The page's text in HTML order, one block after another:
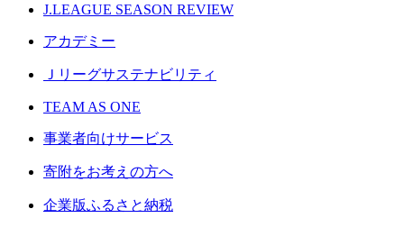
J.LEAGUE SEASON REVIEW
アカデミー
Ｊリーグサステナビリティ
TEAM AS ONE
事業者向けサービス
寄附をお考えの方へ
企業版ふるさと納税